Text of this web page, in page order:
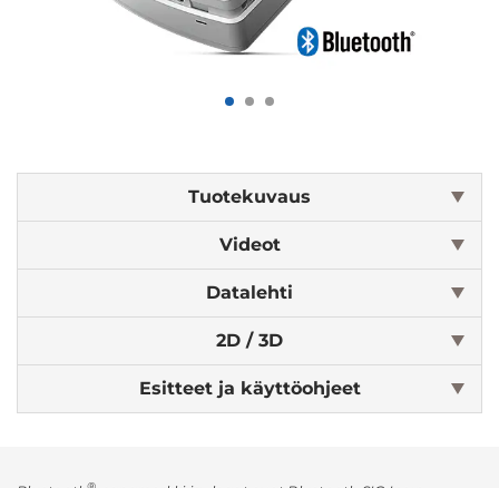
Tuotekuvaus
Videot
Datalehti
2D / 3D
Esitteet ja käyttöohjeet